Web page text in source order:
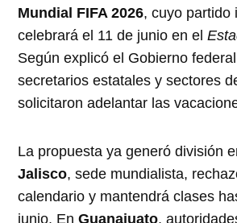
Mundial FIFA 2026, cuyo partido
celebrará el 11 de junio en el
Según explicó el Gobierno
secretarios estatales y sectores
solicitaron adelantar las
La propuesta ya generó división
Jalisco, sede mundialista,
calendario y mantendrá clases
junio. EnGuanajuato,